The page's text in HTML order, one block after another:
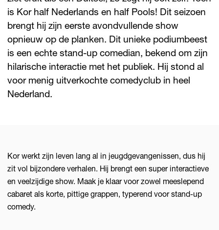
is Kor half Nederlands en half Pools! Dit seizoen
brengt hij zijn eerste avondvullende show
opnieuw op de planken. Dit unieke podiumbeest
is een echte stand-up comedian, bekend om zijn
hilarische interactie met het publiek. Hij stond al
voor menig uitverkochte comedyclub in heel
Nederland.
Kor werkt zijn leven lang al in jeugdgevangenissen, dus hij
zit vol bijzondere verhalen. Hij brengt een super interactieve
en veelzijdige show. Maak je klaar voor zowel meeslepend
cabaret als korte, pittige grappen, typerend voor stand-up
comedy.